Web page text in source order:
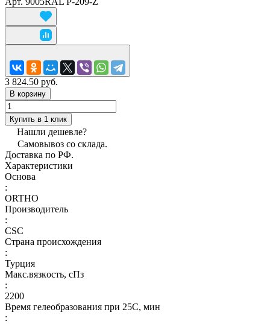
3 824.50 руб.
В корзину
Купить в 1 клик
Нашли дешевле?
Самовывоз со склада.
Доставка по РФ.
Характеристики
Основа
:
ORTHO
Производитель
:
CSC
Страна происхождения
:
Турция
Макс.вязкoсть, сПз
:
2200
Время гелеобразования при 25С, мин
: